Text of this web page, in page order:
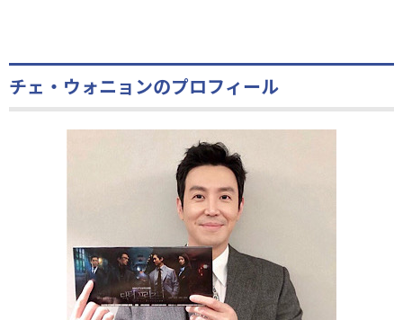
チェ・ウォニョンのプロフィール